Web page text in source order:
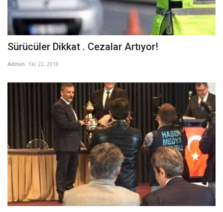
Sürücüler Dikkat . Cezalar Artıyor!
Admin Eki 22, 2018